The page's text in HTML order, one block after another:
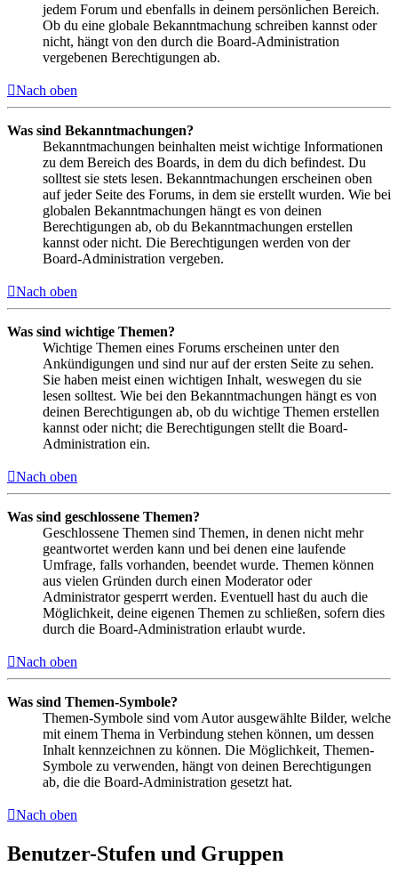
jedem Forum und ebenfalls in deinem persönlichen Bereich.
Ob du eine globale Bekanntmachung schreiben kannst oder
nicht, hängt von den durch die Board-Administration
vergebenen Berechtigungen ab.
Nach oben
Was sind Bekanntmachungen?
Bekanntmachungen beinhalten meist wichtige Informationen
zu dem Bereich des Boards, in dem du dich befindest. Du
solltest sie stets lesen. Bekanntmachungen erscheinen oben
auf jeder Seite des Forums, in dem sie erstellt wurden. Wie bei
globalen Bekanntmachungen hängt es von deinen
Berechtigungen ab, ob du Bekanntmachungen erstellen
kannst oder nicht. Die Berechtigungen werden von der
Board-Administration vergeben.
Nach oben
Was sind wichtige Themen?
Wichtige Themen eines Forums erscheinen unter den
Ankündigungen und sind nur auf der ersten Seite zu sehen.
Sie haben meist einen wichtigen Inhalt, weswegen du sie
lesen solltest. Wie bei den Bekanntmachungen hängt es von
deinen Berechtigungen ab, ob du wichtige Themen erstellen
kannst oder nicht; die Berechtigungen stellt die Board-
Administration ein.
Nach oben
Was sind geschlossene Themen?
Geschlossene Themen sind Themen, in denen nicht mehr
geantwortet werden kann und bei denen eine laufende
Umfrage, falls vorhanden, beendet wurde. Themen können
aus vielen Gründen durch einen Moderator oder
Administrator gesperrt werden. Eventuell hast du auch die
Möglichkeit, deine eigenen Themen zu schließen, sofern dies
durch die Board-Administration erlaubt wurde.
Nach oben
Was sind Themen-Symbole?
Themen-Symbole sind vom Autor ausgewählte Bilder, welche
mit einem Thema in Verbindung stehen können, um dessen
Inhalt kennzeichnen zu können. Die Möglichkeit, Themen-
Symbole zu verwenden, hängt von deinen Berechtigungen
ab, die die Board-Administration gesetzt hat.
Nach oben
Benutzer-Stufen und Gruppen